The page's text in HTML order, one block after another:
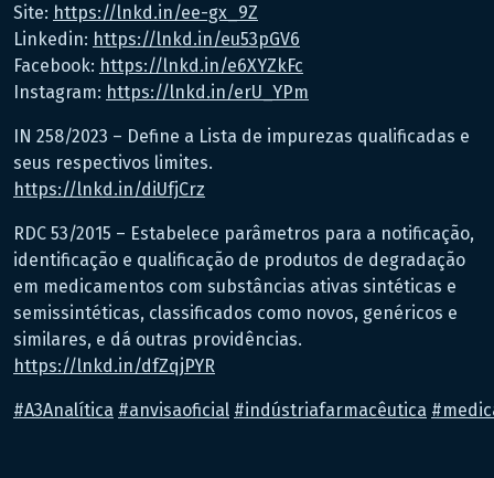
Site: https://lnkd.in/ee-gx_9Z
Linkedin: https://lnkd.in/eu53pGV6
Facebook: https://lnkd.in/e6XYZkFc
Instagram: https://lnkd.in/erU_YPm
IN 258/2023 – Define a Lista de impurezas qualificadas e
seus respectivos limites.
https://lnkd.in/diUfjCrz
RDC 53/2015 – Estabelece parâmetros para a notificação,
identificação e qualificação de produtos de degradação
em medicamentos com substâncias ativas sintéticas e
semissintéticas, classificados como novos, genéricos e
similares, e dá outras providências.
https://lnkd.in/dfZqjPYR
#A3Analítica #anvisaoficial #indústriafarmacêutica